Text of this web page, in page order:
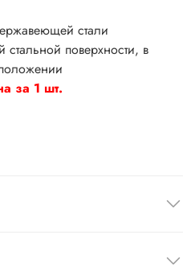
стали
стальной поверхности, в
за 1 шт.